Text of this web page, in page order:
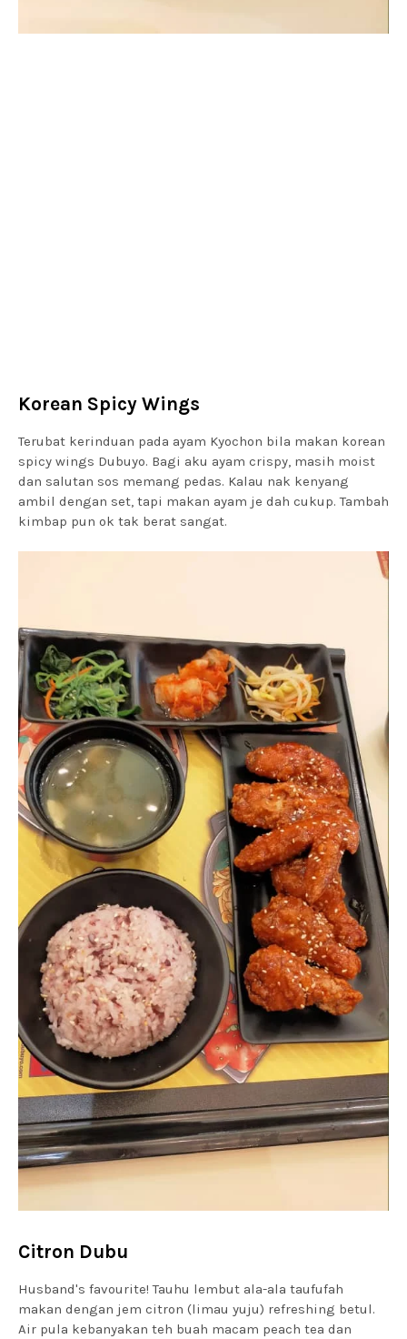
Korean Spicy Wings
Terubat kerinduan pada ayam Kyochon bila makan korean
spicy wings Dubuyo. Bagi aku ayam crispy, masih moist
dan salutan sos memang pedas. Kalau nak kenyang
ambil dengan set, tapi makan ayam je dah cukup. Tambah
kimbap pun ok tak berat sangat.
Citron Dubu
Husband's favourite! Tauhu lembut ala-ala taufufah
makan dengan jem citron (limau yuju) refreshing betul.
Air pula kebanyakan teh buah macam peach tea dan